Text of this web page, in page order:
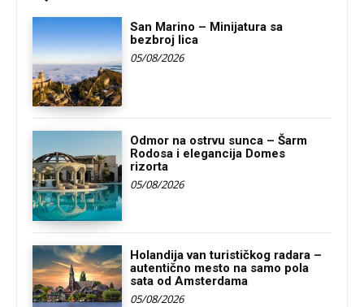
San Marino – Minijatura sa
bezbroj lica
05/08/2026
Odmor na ostrvu sunca – Šarm
Rodosa i elegancija Domes
rizorta
05/08/2026
Holandija van turističkog radara –
autentično mesto na samo pola
sata od Amsterdama
05/08/2026